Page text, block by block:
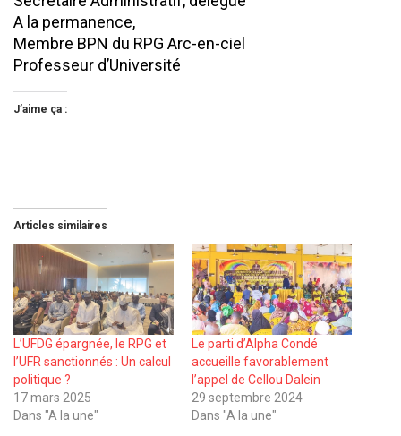
A la permanence,
Membre BPN du RPG Arc-en-ciel
Professeur d’Université
J’aime ça :
Articles similaires
L’UFDG épargnée, le RPG et
l’UFR sanctionnés : Un calcul
politique ?
17 mars 2025
Dans "A la une"
Le parti d’Alpha Condé
accueille favorablement
l’appel de Cellou Dalein
29 septembre 2024
Dans "A la une"